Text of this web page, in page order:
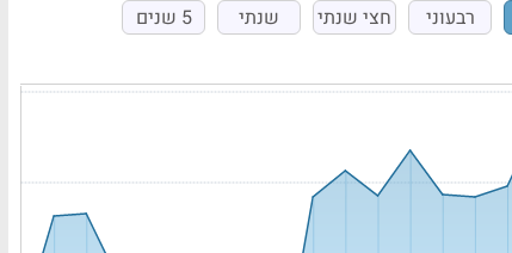
רבעוני חצי שנתי שנתי 5 שנים